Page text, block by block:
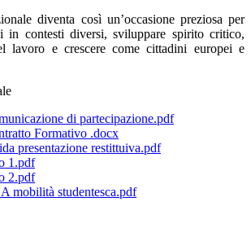
diventa così un’occasione preziosa per
in contesti diversi, sviluppare spirito critico,
lavoro e crescere come cittadini europei e
di partecipazione.pdf
Formativo .docx
presentazione restittuiva.pdf
1.pdf
2.pdf
mobilità studentesca.pdf